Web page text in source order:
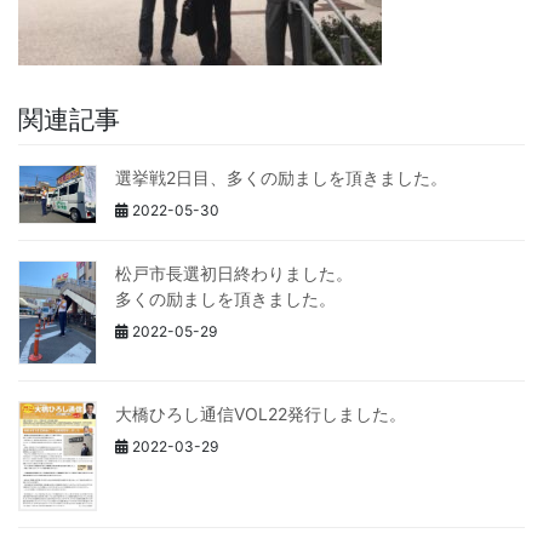
関連記事
選挙戦2日目、多くの励ましを頂きました。
2022-05-30
松戸市長選初日終わりました。
多くの励ましを頂きました。
2022-05-29
大橋ひろし通信VOL22発行しました。
2022-03-29